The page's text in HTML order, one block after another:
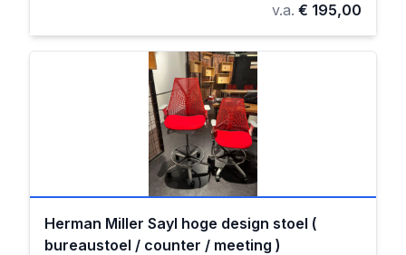
v.a. € 195,00
Herman Miller Sayl hoge design stoel (
bureaustoel / counter / meeting )